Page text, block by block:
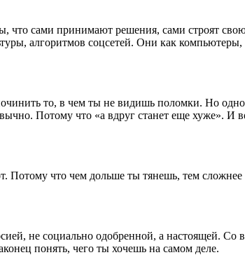
сами принимают решения, сами строят
алгоритмов соцсетей. Они как
то, в чем ты не видишь поломки. Но
Потому что «а вдруг станет еще хуже». И
Потому что чем дольше ты тянешь, тем
не социально одобренной, а настоящей. Со
понять, чего ты хочешь на самом деле.